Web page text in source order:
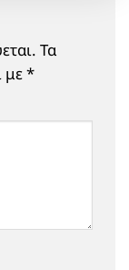
Τα
με*